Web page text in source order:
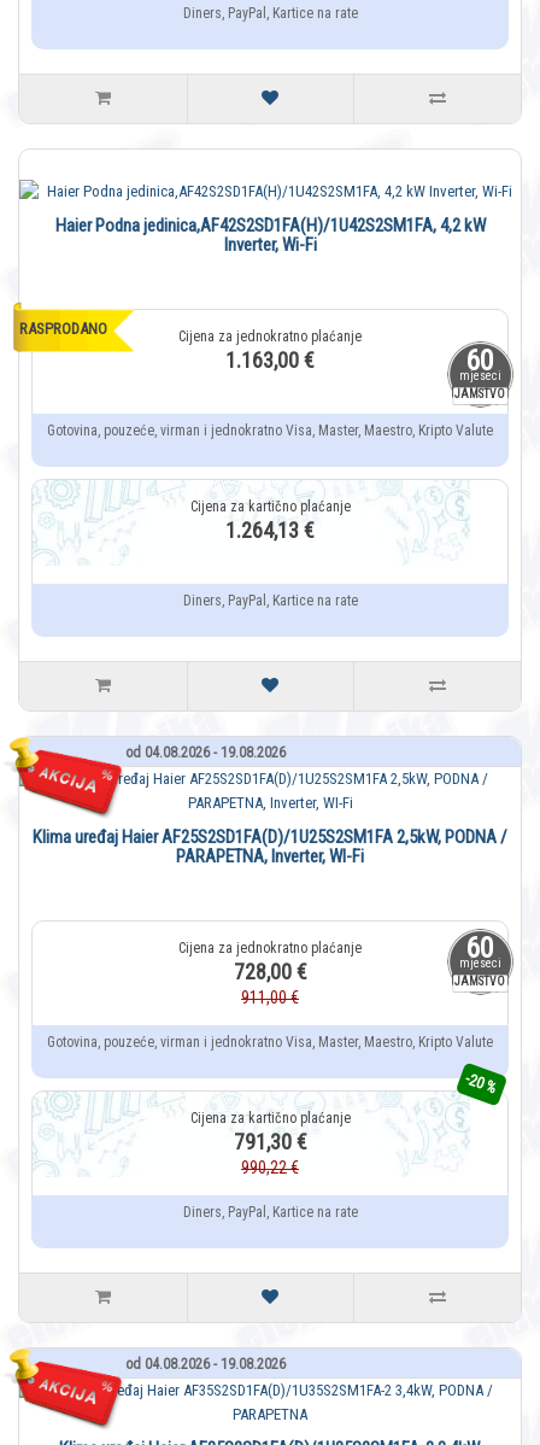
Diners, PayPal, Kartice na rate
60
mjeseci
JAMSTVO
RASPRODANO
Haier Podna jedinica,AF42S2SD1FA(H)/1U42S2SM1FA, 4,2 kW
Inverter, Wi-Fi
1.163,00 €
Gotovina, pouzeće, virman i jednokratno Visa, Master, Maestro, Kripto Valute
1.264,13 €
Diners, PayPal, Kartice na rate
od 04.08.2026 - 19.08.2026
60
mjeseci
JAMSTVO
Klima uređaj Haier AF25S2SD1FA(D)/1U25S2SM1FA 2,5kW, PODNA /
PARAPETNA, Inverter, WI-Fi
728,00 €
911,00 €
Gotovina, pouzeće, virman i jednokratno Visa, Master, Maestro, Kripto Valute
-20 %
791,30 €
990,22 €
Diners, PayPal, Kartice na rate
od 04.08.2026 - 19.08.2026